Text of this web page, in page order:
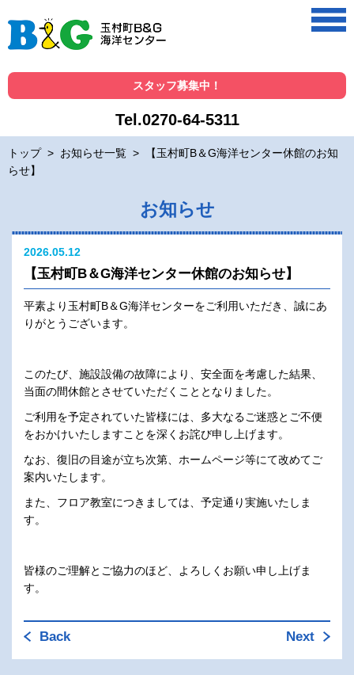
スタッフ募集中！
Tel.0270-64-5311
トップ > お知らせ一覧 >
【玉村町B＆G海洋センター休館のお知
らせ】
お知らせ
2026.05.12
【玉村町B＆G海洋センター休館のお知らせ】
平素より玉村町B＆G海洋センターをご利用いただき、誠にあ
りがとうございます。
このたび、施設設備の故障により、安全面を考慮した結果、
当面の間休館とさせていただくこととなりました。
ご利用を予定されていた皆様には、多大なるご迷惑とご不便
をおかけいたしますことを深くお詫び申し上げます。
なお、復旧の目途が立ち次第、ホームページ等にて改めてご
案内いたします。
また、フロア教室につきましては、予定通り実施いたしま
す。
皆様のご理解とご協力のほど、よろしくお願い申し上げま
す。
Back Next